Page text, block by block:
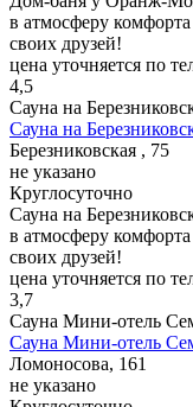
в атмосферу
своих друзей!
цена уточняется по
4,5
Сауна на
Сауна на
Березниковская , 75
не указано
Круглосуточно
Сауна на
в атмосферу
своих друзей!
цена уточняется по
3,7
Сауна Мини-отель
Сауна Мини-отель
Ломоносова, 161
не указано